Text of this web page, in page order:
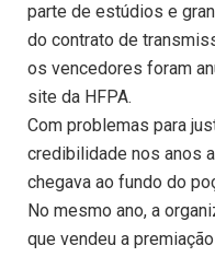
parte de estúdios e
do contrato de
os vencedores foram
site da HFPA.
Com problemas para
credibilidade nos anos
chegava ao fundo do
No mesmo ano, a
que vendeu a